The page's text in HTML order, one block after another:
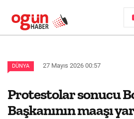
DÜNYA 27 Mayıs 2026 00:57
Protestolar sonucu
Başkanının maaşı